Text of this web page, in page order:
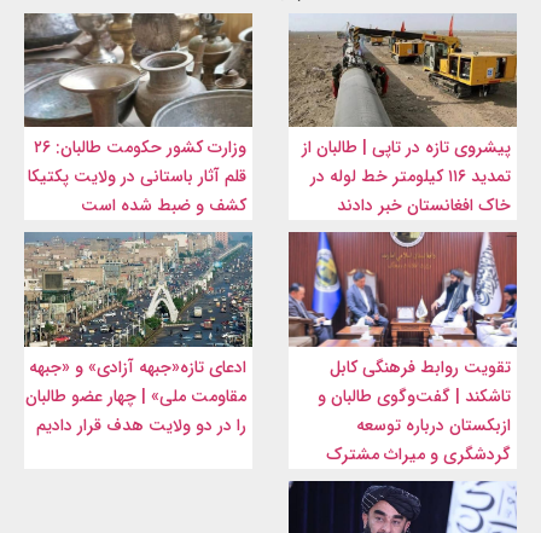
پیشروی تازه در تاپی | طالبان از
تمدید ۱۱۶ کیلومتر خط لوله در
خاک افغانستان خبر دادند
وزارت کشور حکومت طالبان: ۲۶
قلم آثار باستانی در ولایت پکتیکا
کشف و ضبط شده است
تقویت روابط فرهنگی کابل
تاشکند | گفت‌وگوی طالبان و
ازبکستان درباره توسعه
گردشگری و میراث مشترک
ادعای تازه«جبهه آزادی» و «جبهه
مقاومت ملی» | چهار عضو طالبان
را در دو ولایت هدف قرار دادیم